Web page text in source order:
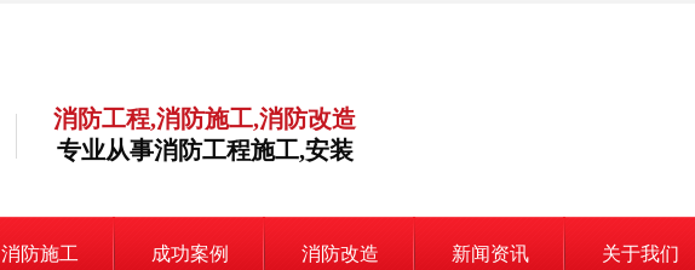
消防工程,消防施工,消防改造
专业从事消防工程施工,安装
消防施工 成功案例 消防改造 新闻资讯 关于我们